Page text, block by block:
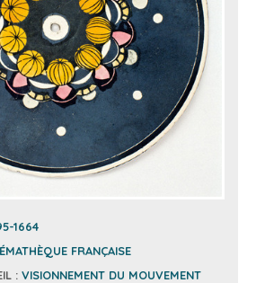
1664
FRANÇAISE
: VISIONNEMENT DU MOUVEMENT